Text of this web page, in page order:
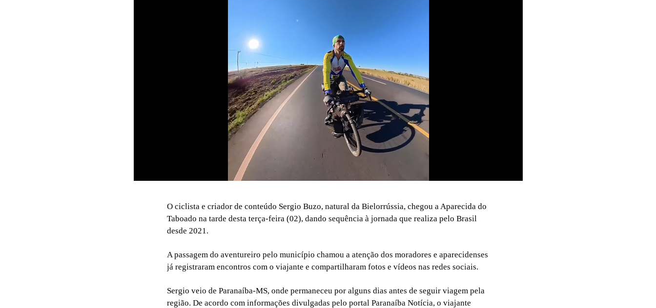
O ciclista e criador de conteúdo Sergio Buzo, natural da Bielorrússia, chegou a Aparecida do
Taboado na tarde desta terça-feira (02), dando sequência à jornada que realiza pelo Brasil
desde 2021.
A passagem do aventureiro pelo município chamou a atenção dos moradores e aparecidenses
já registraram encontros com o viajante e compartilharam fotos e vídeos nas redes sociais.
Sergio veio de Paranaíba-MS, onde permaneceu por alguns dias antes de seguir viagem pela
região. De acordo com informações divulgadas pelo portal Paranaíba Notícia, o viajante